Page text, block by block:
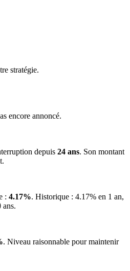
stratégie.
encore annoncé.
depuis 24 ans. Son montant
: 4.17%. Historique : 4.17% en 1 an,
ans.
. Niveau raisonnable pour maintenir